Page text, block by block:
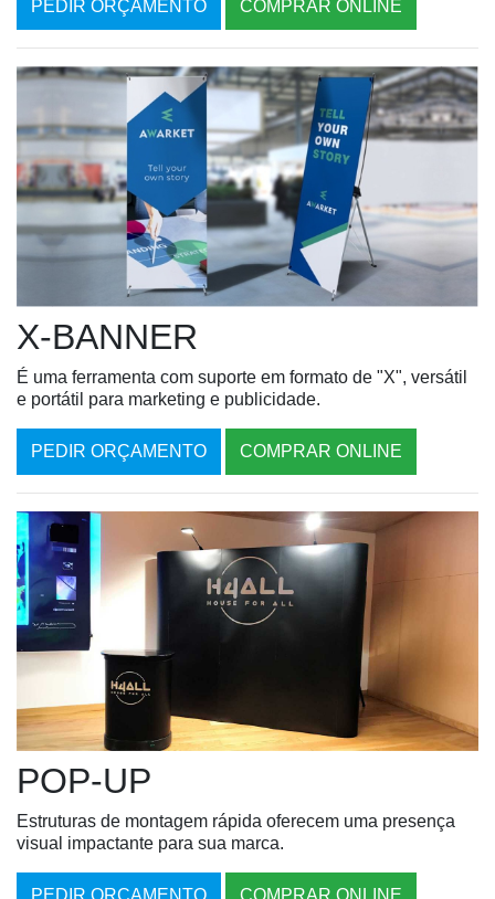
PEDIR ORÇAMENTO COMPRAR ONLINE
X-BANNER
É uma ferramenta com suporte em formato de "X", versátil
e portátil para marketing e publicidade.
PEDIR ORÇAMENTO COMPRAR ONLINE
POP-UP
Estruturas de montagem rápida oferecem uma presença
visual impactante para sua marca.
PEDIR ORÇAMENTO COMPRAR ONLINE